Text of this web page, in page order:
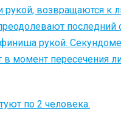
рукой, возвращаются к
последний
рукой.
в момент пересечения
по 2 человека.